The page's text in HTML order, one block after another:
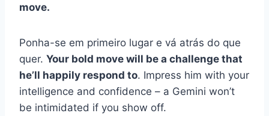
move.
Ponha-se em primeiro lugar e vá atrás do que
quer. Your bold move will be a challenge that
he’ll happily respond to. Impress him with your
intelligence and confidence – a Gemini won’t
be intimidated if you show off.